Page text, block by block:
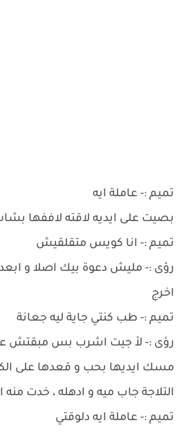
تميم :- عاملة ايه
بصيت على ايديه لاقته لاففها
تميم :- انا كويس متقلقيش
رؤى :- مليش دعوة بيك اصلا و
اخرج
تميم :- طب كنتي جاية ليه جعانة
رؤى :- لأ جيت اشرب بس مبقتش
مسك ايديها بحب و قعدها على
التلاجة جاب ميه و ادهله ، خدت منه
تميم :- عاملة ايه دلوقتي